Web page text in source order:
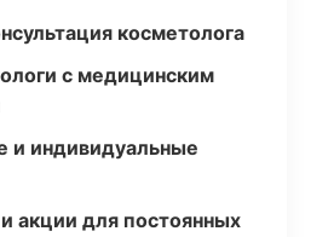
косметолога
с медицинским
и индивидуальные
акции для постоянных